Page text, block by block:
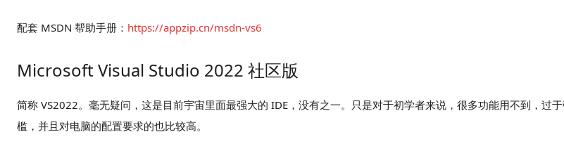
配套 MSDN 帮助手册： https://appzip.cn/msdn-vs6
Microsoft Visual Studio 2022 社区版
简称 VS2022。毫无疑问，这是目前宇宙里面最强大的 IDE，没有之一。只是对于初学者来说，很多功能用不到，过
槛，并且对电脑的配置要求的也比较高。